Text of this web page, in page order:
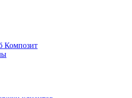
Композит